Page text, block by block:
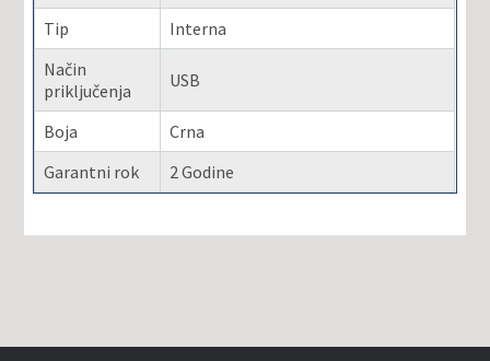
Tip
Interna
Način
priključenja
USB
Boja
Crna
Garantni rok
2 Godine